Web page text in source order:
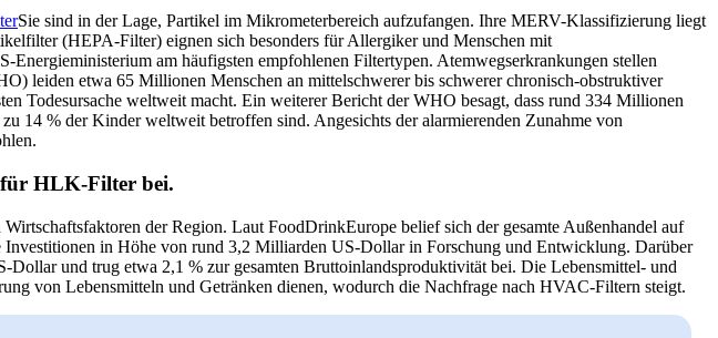
Sie sind in der Lage, Partikel im Mikrometerbereich aufzufangen. Ihre MERV-Klassifizierung liegt
(HEPA-Filter) eignen sich besonders für Allergiker und Menschen mit
am häufigsten empfohlenen Filtertypen. Atemwegserkrankungen stellen
leiden etwa 65 Millionen Menschen an mittelschwerer bis schwerer chronisch-obstruktiver
Todesursache weltweit macht. Ein weiterer Bericht der WHO besagt, dass rund 334 Millionen
14 % der Kinder weltweit betroffen sind. Angesichts der alarmierenden Zunahme von
für HLK-Filter bei.
der Region. Laut FoodDrinkEurope belief sich der gesamte Außenhandel auf
in Höhe von rund 3,2 Milliarden US-Dollar in Forschung und Entwicklung. Darüber
und trug etwa 2,1 % zur gesamten Bruttoinlandsproduktivität bei. Die Lebensmittel- und
von Lebensmitteln und Getränken dienen, wodurch die Nachfrage nach HVAC-Filtern steigt.